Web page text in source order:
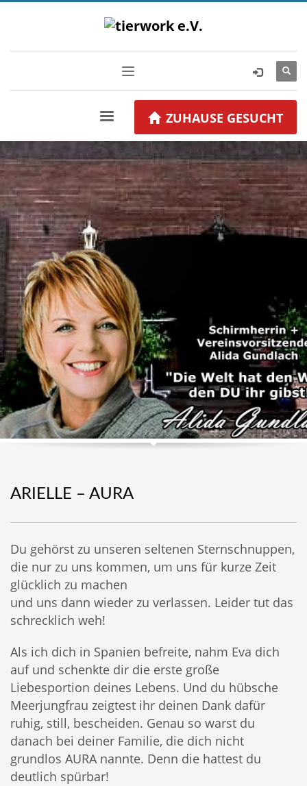
ZUHAUSE GESUCHT
ARIELLE – AURA
Du gehörst zu unseren seltenen Sternschnuppen,
die nur zu uns kommen, um uns für kurze Zeit
glücklich zu machen
und uns dann wieder zu verlassen. Leider tut das
schrecklich weh!
Als ich dich in Spanien befreite, nahm Eva dich
auf und schenkte dir die erste große
Liebesportion deines Lebens. Und du hübsche
Meerjungfrau zeigtest ihr deinen Dank dafür
ruhig, still, bescheiden. Genau so warst du
danach bei deiner Familie, die dich nicht
grundlos AURA nannte. Denn die hattest du
deutlich spürbar!